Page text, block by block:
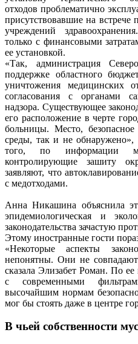
отходов проблематично
присутствовавшие на встрече
учреждений
только с финансовыми
ее установкой.
«Так, администрация
поддержке областного
уничтожения медицинских
согласования с органами
надзора. Существующее
его расположение в черте
больницы. Место,
среды, так и не
того, по информации
контролирующие зашиту
заявляют, что
с медотходами.
Анна Никашина объяснила
эпидемиологическая и
законодательства зачастую
Этому иностранные гости
«Некоторые аспекты
непонятны. Они не
сказала Элизабет Роман. По
с современными
высочайшим нормам
мог бы стоять даже в центре
В чьей собственности